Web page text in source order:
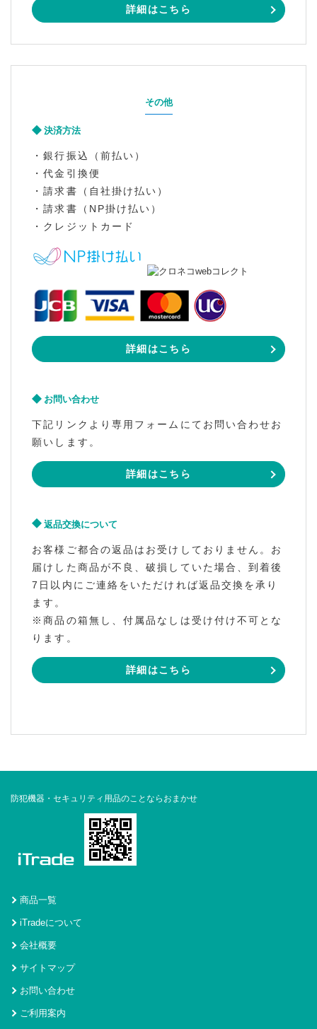
詳細はこちら
その他
決済方法
・銀行振込（前払い）
・代金引換便
・請求書（自社掛け払い）
・請求書（NP掛け払い）
・クレジットカード
詳細はこちら
お問い合わせ
下記リンクより専用フォームにてお問い合わせお
願いします。
詳細はこちら
返品交換について
お客様ご都合の返品はお受けしておりません。お
届けした商品が不良、破損していた場合、到着後
7日以内にご連絡をいただければ返品交換を承り
ます。
※商品の箱無し、付属品なしは受け付け不可とな
ります。
詳細はこちら
防犯機器・セキュリティ用品のことならおまかせ
商品一覧
iTradeについて
会社概要
サイトマップ
お問い合わせ
ご利用案内